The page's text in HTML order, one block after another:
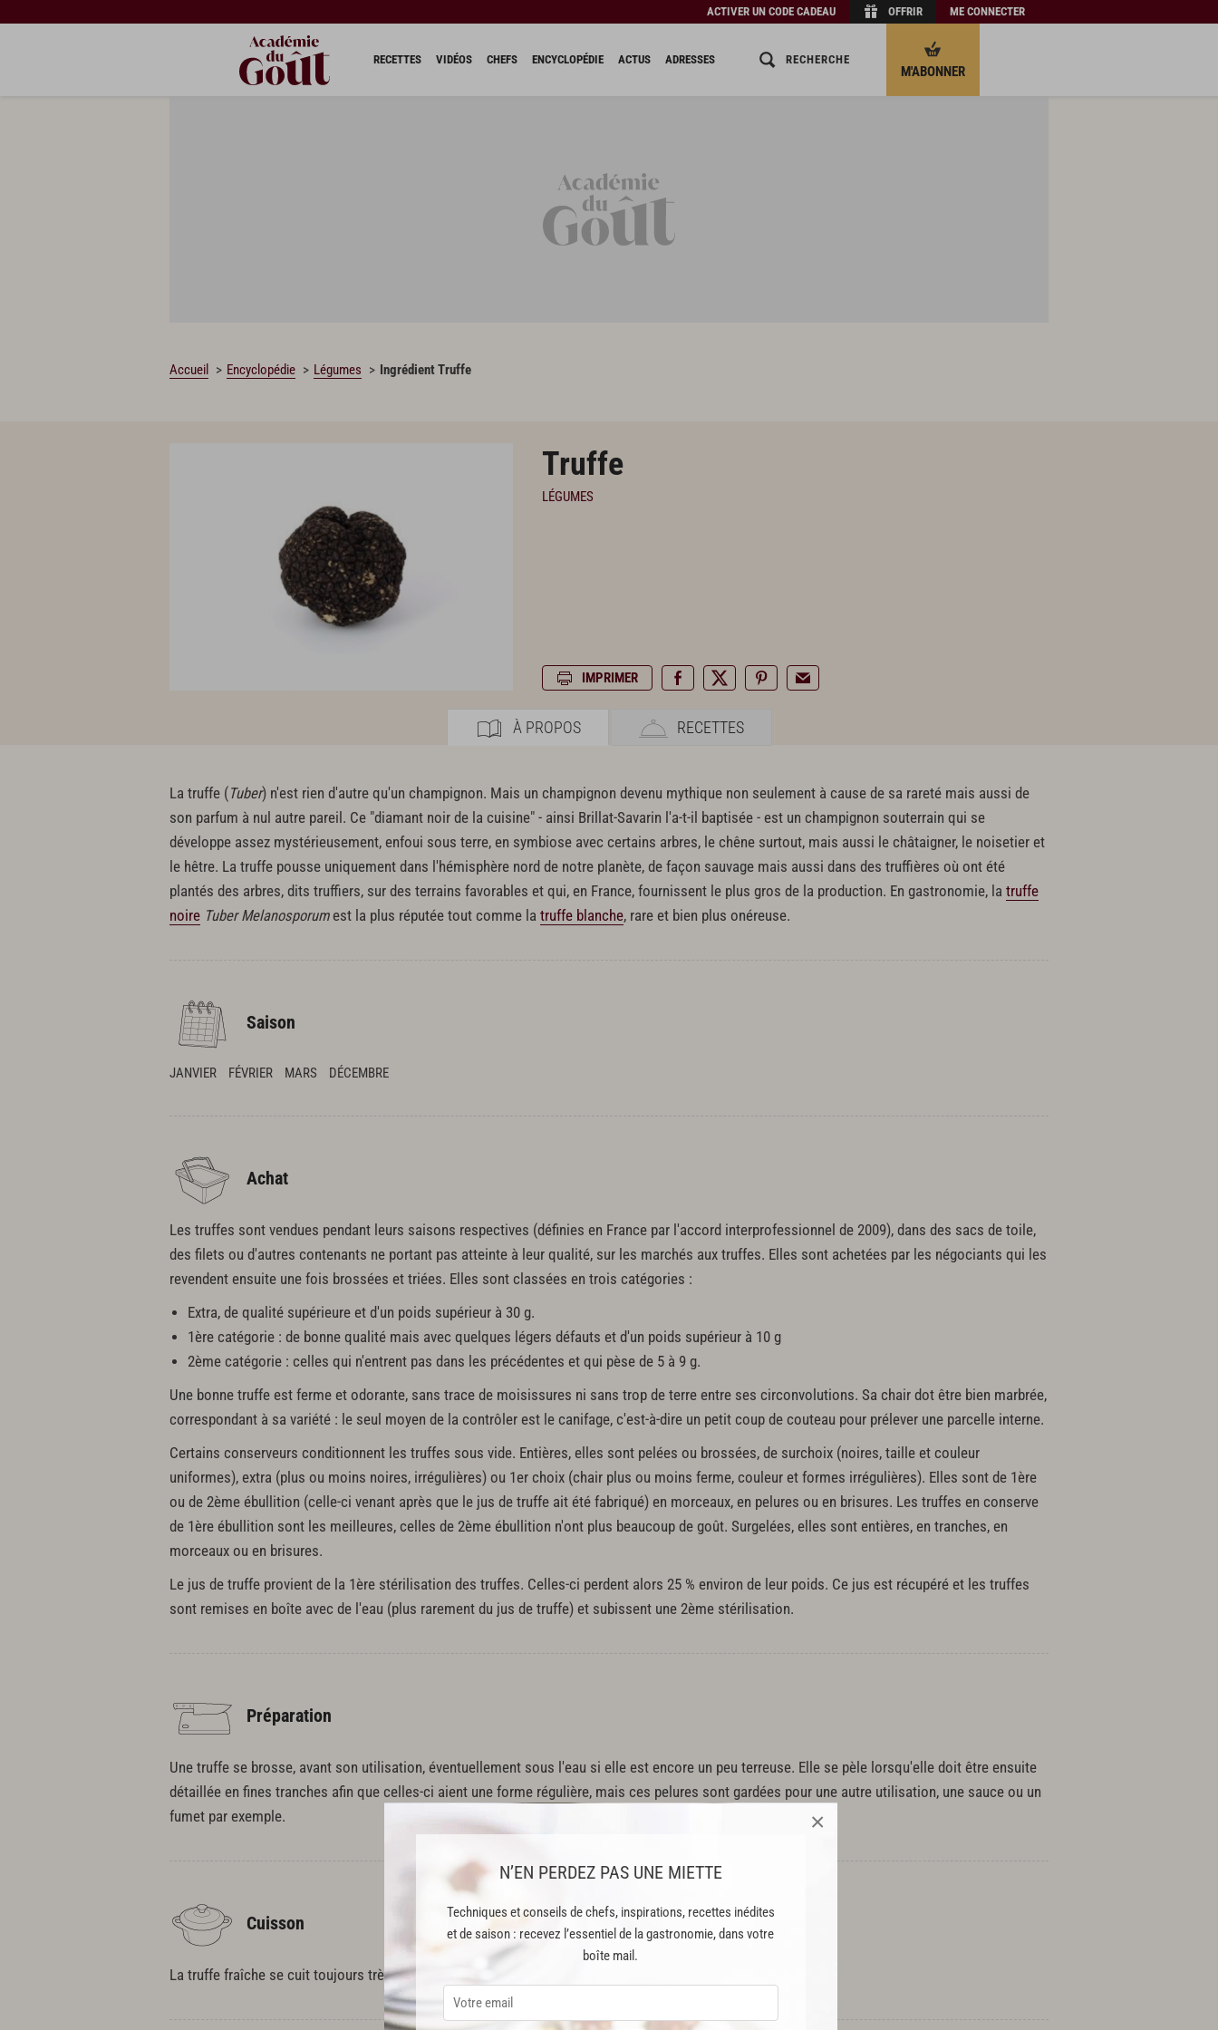
N’EN PERDEZ PAS UNE MIETTE
Techniques et conseils de chefs, inspirations, recettes inédites
et de saison : recevez l’essentiel de la gastronomie, dans votre
boîte mail.
×
ACTIVER UN CODE CADEAU OFFRIR ME CONNECTER
RECETTES VIDÉOS CHEFS ENCYCLOPÉDIE ACTUS ADRESSES RECHERCHE
M'ABONNER
Accueil Encyclopédie Légumes Ingrédient Truffe
Truffe
LÉGUMES
IMPRIMER
À PROPOS RECETTES
La truffe (Tuber) n'est rien d'autre qu'un champignon. Mais un champignon devenu mythique non seulement à cause de sa rareté mais aussi de
son parfum à nul autre pareil. Ce "diamant noir de la cuisine" - ainsi Brillat-Savarin l'a-t-il baptisée - est un champignon souterrain qui se
développe assez mystérieusement, enfoui sous terre, en symbiose avec certains arbres, le chêne surtout, mais aussi le châtaigner, le noisetier et
le hêtre. La truffe pousse uniquement dans l'hémisphère nord de notre planète, de façon sauvage mais aussi dans des truffières où ont été
plantés des arbres, dits truffiers, sur des terrains favorables et qui, en France, fournissent le plus gros de la production. En gastronomie, la truffe
noire Tuber Melanosporumest la plus réputée tout comme la truffe blanche, rare et bien plus onéreuse.
Saison
JANVIER FÉVRIER MARS DÉCEMBRE
Achat
Les truffes sont vendues pendant leurs saisons respectives (définies en France par l'accord interprofessionnel de 2009), dans des sacs de toile,
des filets ou d'autres contenants ne portant pas atteinte à leur qualité, sur les marchés aux truffes. Elles sont achetées par les négociants qui les
revendent ensuite une fois brossées et triées. Elles sont classées en trois catégories :
Extra, de qualité supérieure et d'un poids supérieur à 30 g.
1ère catégorie : de bonne qualité mais avec quelques légers défauts et d'un poids supérieur à 10 g
2ème catégorie : celles qui n'entrent pas dans les précédentes et qui pèse de 5 à 9 g.
Une bonne truffe est ferme et odorante, sans trace de moisissures ni sans trop de terre entre ses circonvolutions. Sa chair dot être bien marbrée,
correspondant à sa variété : le seul moyen de la contrôler est le canifage, c'est-à-dire un petit coup de couteau pour prélever une parcelle interne.
Certains conserveurs conditionnent les truffes sous vide. Entières, elles sont pelées ou brossées, de surchoix (noires, taille et couleur
uniformes), extra (plus ou moins noires, irrégulières) ou 1er choix (chair plus ou moins ferme, couleur et formes irrégulières). Elles sont de 1ère
ou de 2ème ébullition (celle-ci venant après que le jus de truffe ait été fabriqué) en morceaux, en pelures ou en brisures. Les truffes en conserve
de 1ère ébullition sont les meilleures, celles de 2ème ébullition n'ont plus beaucoup de goût. Surgelées, elles sont entières, en tranches, en
morceaux ou en brisures.
Le jus de truffe provient de la 1ère stérilisation des truffes. Celles-ci perdent alors 25 % environ de leur poids. Ce jus est récupéré et les truffes
sont remises en boîte avec de l'eau (plus rarement du jus de truffe) et subissent une 2ème stérilisation.
Préparation
Une truffe se brosse, avant son utilisation, éventuellement sous l'eau si elle est encore un peu terreuse. Elle se pèle lorsqu'elle doit être ensuite
détaillée en fines tranches afin que celles-ci aient une forme régulière, mais ces pelures sont gardées pour une autre utilisation, une sauce ou un
fumet par exemple.
Cuisson
La truffe fraîche se cuit toujours très peu afin de ne pas altérer ses saveurs.